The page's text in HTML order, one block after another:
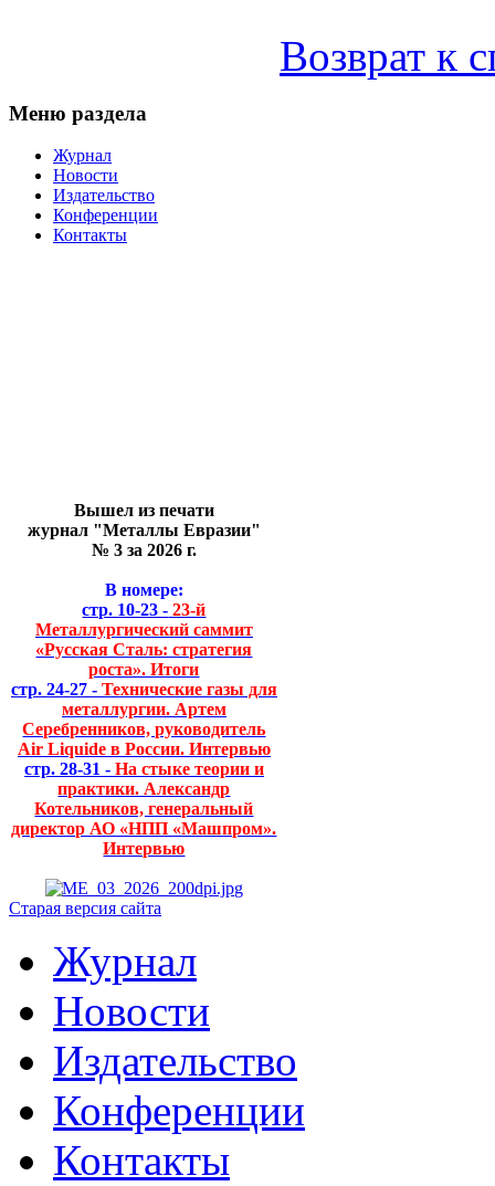
Возврат к
Меню раздела
Журнал
Новости
Издательство
Конференции
Контакты
Вышел из печати
журнал "Металлы Евразии"
№ 3 за 2026 г.
В номере:
стр. 10-23 - 23-й
Металлургический саммит
«Русская Сталь: стратегия
роста». Итоги
стр. 24-27 - Технические газы для
металлургии. Артем
Серебренников, руководитель
Air Liquide в России. Интервью
стр. 28-31 - На стыке теории и
практики. Александр
Котельников, генеральный
директор АО «НПП «Машпром».
Интервью
Старая версия сайта
Журнал
Новости
Издательство
Конференции
Контакты